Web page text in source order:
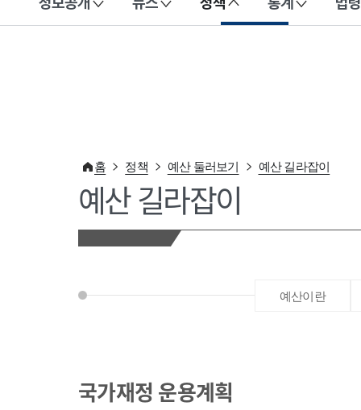
이 누리집은 대한민국 공식 전자정부 누리집입니다.
홈 정책 예산 둘러보기 예산 길라잡이
예산 길라잡이
예산이란
국가재정 운용계획